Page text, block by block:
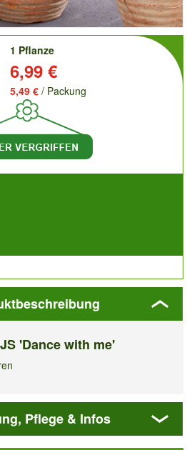
1 Pflanze
6,99 €
5,49 € / Packung
'Dance with me'
with me®, ist perfekt, um mit
großen, weißen Blütenähren dem
Pflege & Infos